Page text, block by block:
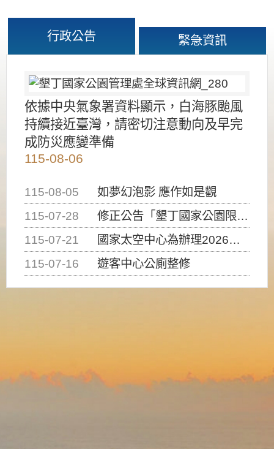
行政公告 緊急資訊
依據中央氣象署資料顯示，白海豚颱風
持續接近臺灣，請密切注意動向及早完
成防災應變準備
115-08-06
115-08-05
如夢幻泡影 應作如是觀
115-07-28
修正公告「墾丁國家公園限制水域遊憩活動之種類、範圍、時間及行為」，自即日生效。
115-07-21
國家太空中心為辦理2026台灣盃火箭競賽，陸、海、空域警戒及協調相關事宜，因颱風備案事宜
115-07-16
遊客中心公廁整修